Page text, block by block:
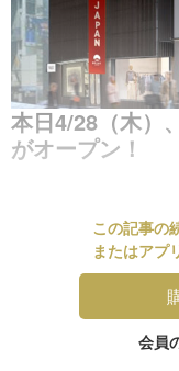
本日4/28（木）
がオープン！
この記事の
またはアプ
会員